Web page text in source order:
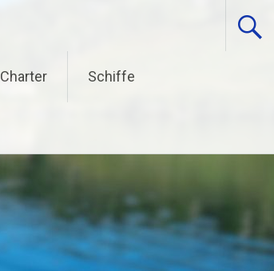
Charter Schiffe